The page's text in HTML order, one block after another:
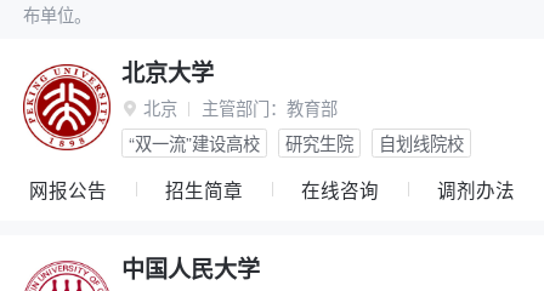
布单位。
北京大学
 北京 主管部门： 教育部
“双一流”建设高校
研究生院 自划线院校
网报公告 招生简章 在线咨询 调剂办法
中国人民大学